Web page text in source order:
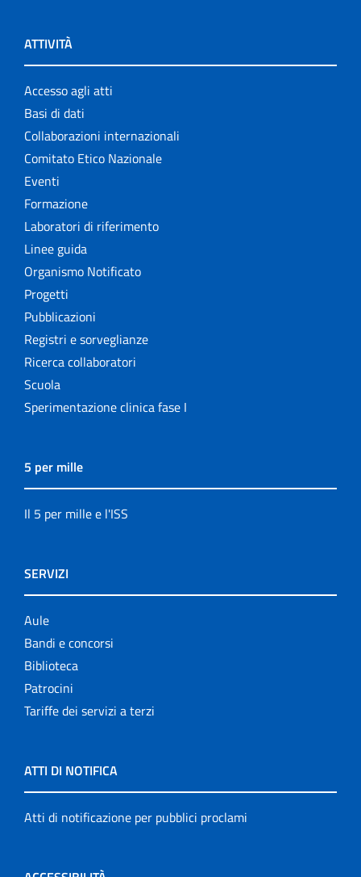
ATTIVITÀ
Accesso agli atti
Basi di dati
Collaborazioni internazionali
Comitato Etico Nazionale
Eventi
Formazione
Laboratori di riferimento
Linee guida
Organismo Notificato
Progetti
Pubblicazioni
Registri e sorveglianze
Ricerca collaboratori
Scuola
Sperimentazione clinica fase I
5 per mille
Il 5 per mille e l'ISS
SERVIZI
Aule
Bandi e concorsi
Biblioteca
Patrocini
Tariffe dei servizi a terzi
ATTI DI NOTIFICA
Atti di notificazione per pubblici proclami